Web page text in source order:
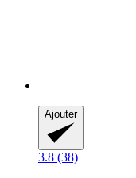
Ajouter
3.8 (38)